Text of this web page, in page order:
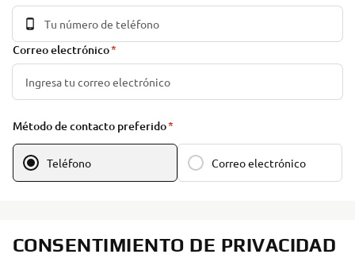
Correo electrónico
Método de contacto preferido
Teléfono Correo electrónico
CONSENTIMIENTO DE PRIVACIDAD